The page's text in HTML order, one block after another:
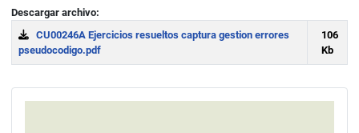
Descargar archivo:
CU00246A Ejercicios resueltos captura gestion errores
pseudocodigo.pdf
106
Kb